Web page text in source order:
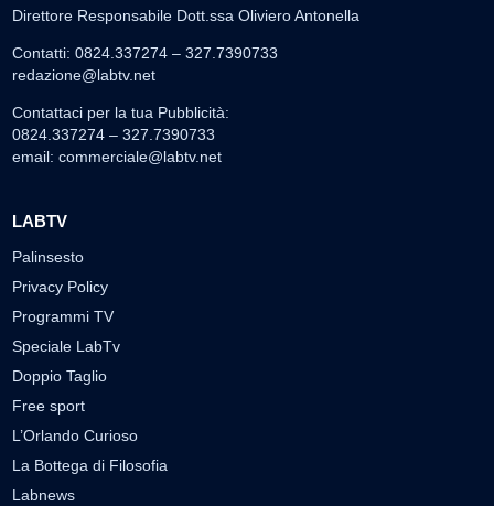
Direttore Responsabile Dott.ssa Oliviero Antonella
Contatti: 0824.337274 – 327.7390733
redazione@labtv.net
Contattaci per la tua Pubblicità:
0824.337274 – 327.7390733
email: commerciale@labtv.net
LABTV
Palinsesto
Privacy Policy
Programmi TV
Speciale LabTv
Doppio Taglio
Free sport
L’Orlando Curioso
La Bottega di Filosofia
Labnews